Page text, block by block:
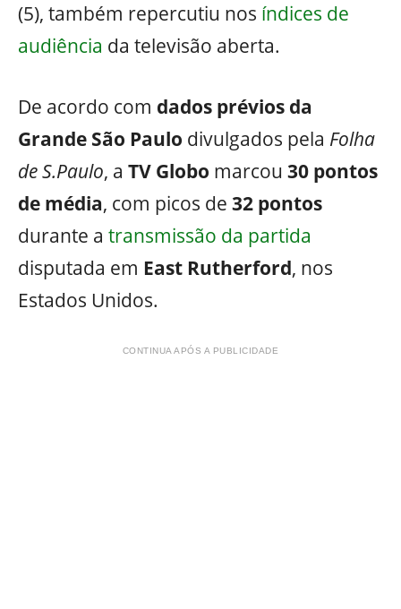
(5), também repercutiu nos índices de
audiência da televisão aberta.
De acordo com dados prévios da
Grande São Paulo divulgados pela Folha
de S.Paulo, a TV Globo marcou 30 pontos
de média, com picos de 32 pontos
durante a transmissão da partida
disputada em East Rutherford, nos
Estados Unidos.
CONTINUA APÓS A PUBLICIDADE